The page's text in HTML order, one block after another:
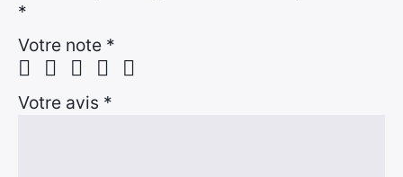
*
Votre note *
Votre avis *